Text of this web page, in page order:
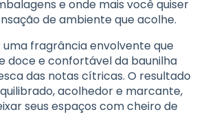
e onde mais você quiser
de ambiente que acolhe.
uma fragrância envolvente que
doce e confortável da baunilha
das notas cítricas. O resultado
acolhedor e marcante,
seus espaços com cheiro de